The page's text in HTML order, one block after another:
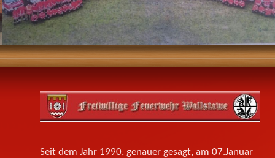
Seit dem Jahr 1990, genauer gesagt, am 07.Januar